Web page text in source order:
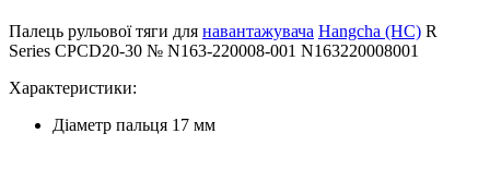
Палець рульової тяги для навантажувача Hangcha (HC) R
Series CPCD20-30 № N163-220008-001 N163220008001
Характеристики:
Діаметр пальця 17 мм